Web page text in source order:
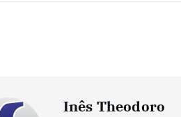
Inês Theodoro